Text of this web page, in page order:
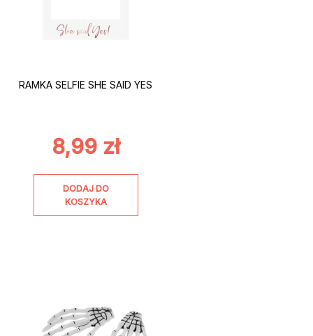
RAMKA SELFIE SHE SAID YES
8,99 zł
DODAJ DO
KOSZYKA